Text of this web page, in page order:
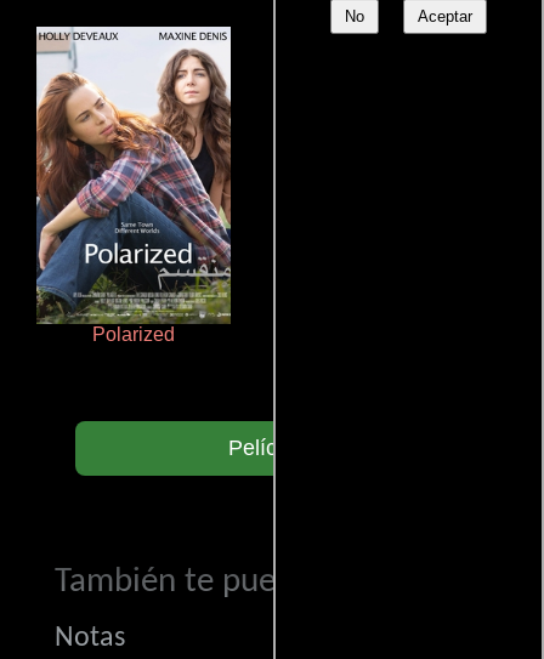
No Aceptar
Polarized
Películas
También te puede interesar...
Notas